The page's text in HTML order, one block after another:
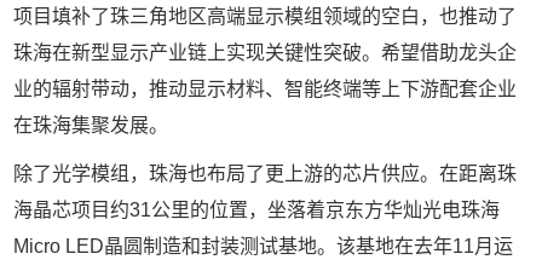
项目填补了珠三角地区高端显示模组领域的空白，也推动了
珠海在新型显示产业链上实现关键性突破。希望借助龙头企
业的辐射带动，推动显示材料、智能终端等上下游配套企业
在珠海集聚发展。
除了光学模组，珠海也布局了更上游的芯片供应。在距离珠
海晶芯项目约31公里的位置，坐落着京东方华灿光电珠海
Micro LED晶圆制造和封装测试基地。该基地在去年11月运